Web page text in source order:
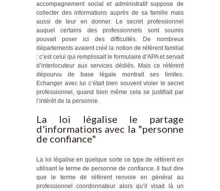
accompagnement social et administratif suppose de
collecter des informations auprès de sa famille mais
aussi de leur en donner. Le secret professionnel
auquel certains des professionnels sont soumis
pouvait poser ici des difficultés. De nombreux
départements avaient créé la notion de référent familial
: c’est celui qui remplissait le formulaire d’APA et servait
d’interlocuteur aux services dédiés. Mais ce référent
dépourvu de base légale montrait ses limites.
Echanger avec lui c’était bien souvent violer le secret
professionnel, quand bien même cela se justifiait par
l’intérêt de la personne.
La loi légalise le partage
d'informations avec la "personne
de confiance"
La loi légalise en quelque sorte ce type de référent en
utilisant le terme de personne de confiance. Il faut dire
que le terme de référent renvoie en général au
professionnel coordonnateur alors qu’il visait là un